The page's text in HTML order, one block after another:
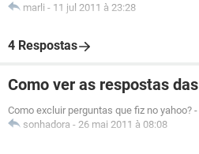
marli - 11 jul 2011 à 23:28
4 Respostas
Como ver as respostas
Como excluir perguntas que fiz no yahoo? -
sonhadora - 26 mai 2011 à 08:08